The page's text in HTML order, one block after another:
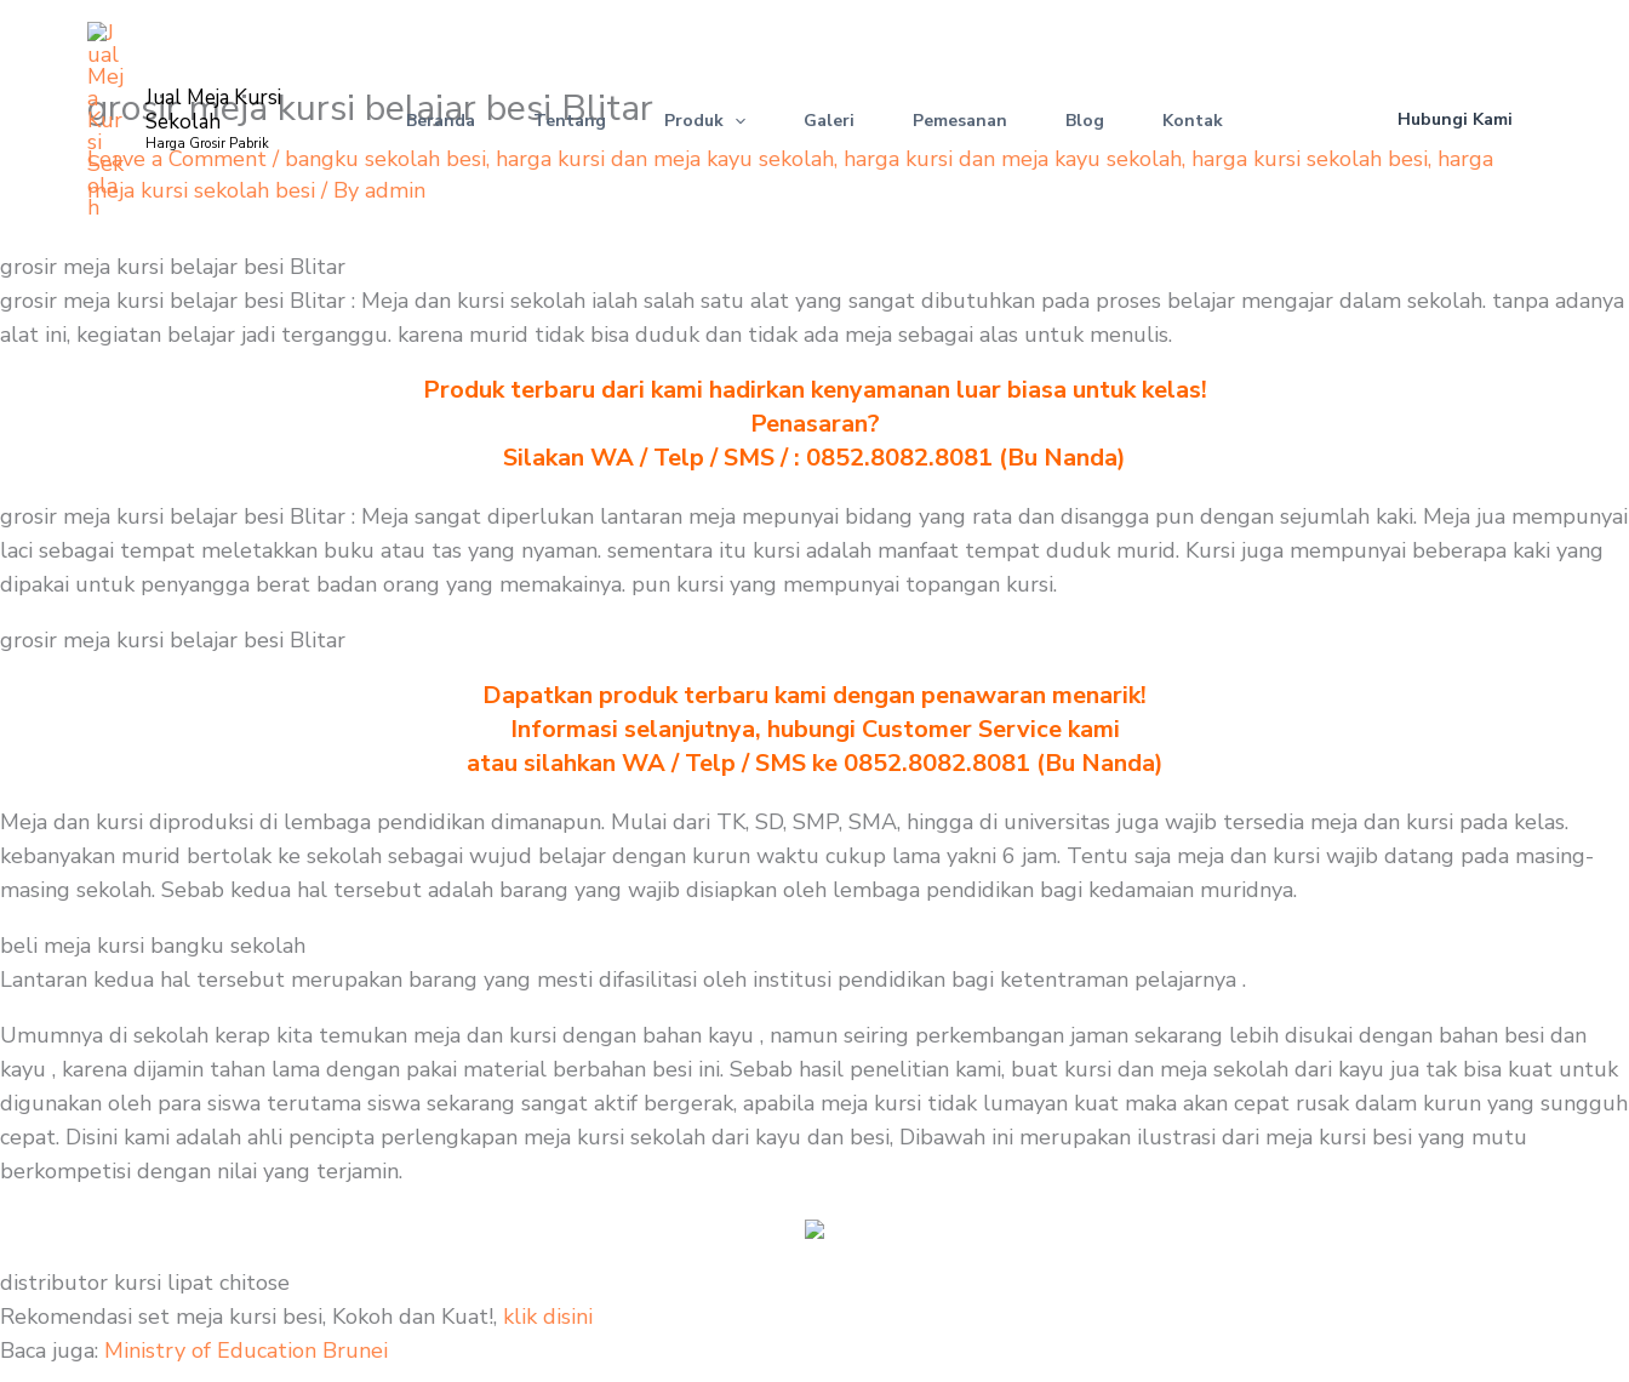
Jual Meja Kursi
Sekolah
Harga Grosir Pabrik
Beranda Tentang Produk Galeri Pemesanan Blog Kontak Hubungi Kami
grosir meja kursi belajar besi Blitar
Leave a Comment / bangku sekolah besi, harga kursi dan meja kayu sekolah, harga kursi dan meja kayu sekolah, harga kursi sekolah besi, harga
meja kursi sekolah besi/ By admin
grosir meja kursi belajar besi Blitar
grosir meja kursi belajar besi Blitar : Meja dan kursi sekolah ialah salah satu alat yang sangat dibutuhkan pada proses belajar mengajar dalam sekolah. tanpa adanya
alat ini, kegiatan belajar jadi terganggu. karena murid tidak bisa duduk dan tidak ada meja sebagai alas untuk menulis.
Produk terbaru dari kami hadirkan kenyamanan luar biasa untuk kelas!
Penasaran?
Silakan WA / Telp / SMS / : 0852.8082.8081 (Bu Nanda)
grosir meja kursi belajar besi Blitar : Meja sangat diperlukan lantaran meja mepunyai bidang yang rata dan disangga pun dengan sejumlah kaki. Meja jua mempunyai
laci sebagai tempat meletakkan buku atau tas yang nyaman. sementara itu kursi adalah manfaat tempat duduk murid. Kursi juga mempunyai beberapa kaki yang
dipakai untuk penyangga berat badan orang yang memakainya. pun kursi yang mempunyai topangan kursi.
grosir meja kursi belajar besi Blitar
Dapatkan produk terbaru kami dengan penawaran menarik!
Informasi selanjutnya, hubungi Customer Service kami
atau silahkan WA / Telp / SMS ke 0852.8082.8081 (Bu Nanda)
Meja dan kursi diproduksi di lembaga pendidikan dimanapun. Mulai dari TK, SD, SMP, SMA, hingga di universitas juga wajib tersedia meja dan kursi pada kelas.
kebanyakan murid bertolak ke sekolah sebagai wujud belajar dengan kurun waktu cukup lama yakni 6 jam. Tentu saja meja dan kursi wajib datang pada masing-
masing sekolah. Sebab kedua hal tersebut adalah barang yang wajib disiapkan oleh lembaga pendidikan bagi kedamaian muridnya.
beli meja kursi bangku sekolah
Lantaran kedua hal tersebut merupakan barang yang mesti difasilitasi oleh institusi pendidikan bagi ketentraman pelajarnya .
Umumnya di sekolah kerap kita temukan meja dan kursi dengan bahan kayu , namun seiring perkembangan jaman sekarang lebih disukai dengan bahan besi dan
kayu , karena dijamin tahan lama dengan pakai material berbahan besi ini. Sebab hasil penelitian kami, buat kursi dan meja sekolah dari kayu jua tak bisa kuat untuk
digunakan oleh para siswa terutama siswa sekarang sangat aktif bergerak, apabila meja kursi tidak lumayan kuat maka akan cepat rusak dalam kurun yang sungguh
cepat. Disini kami adalah ahli pencipta perlengkapan meja kursi sekolah dari kayu dan besi, Dibawah ini merupakan ilustrasi dari meja kursi besi yang mutu
berkompetisi dengan nilai yang terjamin.
distributor kursi lipat chitose
Rekomendasi set meja kursi besi, Kokoh dan Kuat!, klik disini
Baca juga: Ministry of Education Brunei